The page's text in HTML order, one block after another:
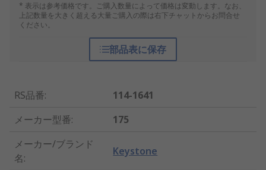
* 表示は参考価格です。ご購入数量によって価格は変動します。なお、
上記数量を大きく超える大量ご購入の際は右下チャットからお問合せ
ください。
部品表に保存
RS品番:
114-1641
メーカー型番:
175
メーカー/ブランド
名:
Keystone